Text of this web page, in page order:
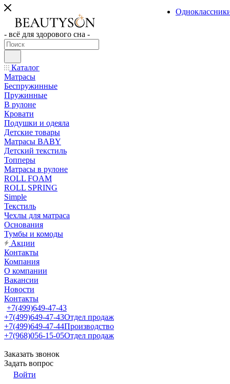
- всё для здорового сна -
Каталог
Матрасы
Беспружинные
Пружинные
В рулоне
Кровати
Подушки и одеяла
Детские товары
Матрасы BABY
Детский текстиль
Топперы
Матрасы в рулоне
ROLL FOAM
ROLL SPRING
Simple
Текстиль
Чехлы для матраса
Основания
Тумбы и комоды
Акции
Контакты
Компания
О компании
Вакансии
Новости
Контакты
+7(499)649-47-43
+7(499)649-47-43Отдел продаж
+7(499)649-47-44Производство
+7(968)056-15-05Отдел продаж
Заказать звонок
Задать вопрос
Войти